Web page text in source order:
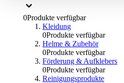
0Produkte verfügbar
Kleidung
0Produkte verfügbar
Helme & Zubehör
0Produkte verfügbar
Förderung & Aufklebers
0Produkte verfügbar
Reinigungsprodukte